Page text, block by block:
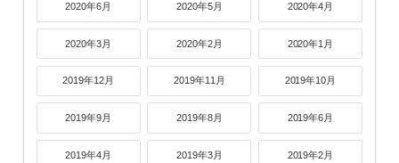
2020年6月 2020年5月 2020年4月
2020年3月 2020年2月 2020年1月
2019年12月 2019年11月 2019年10月
2019年9月 2019年8月 2019年6月
2019年4月 2019年3月 2019年2月